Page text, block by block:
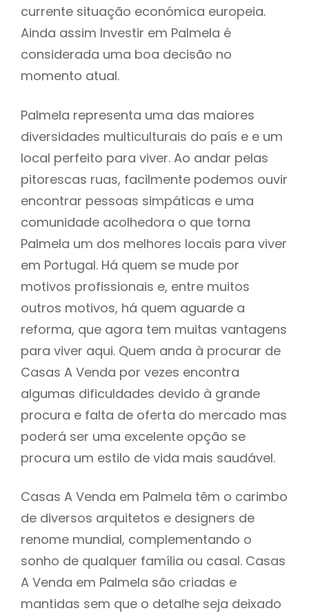
currente situação económica europeia.
Ainda assim Investir em Palmela é
considerada uma boa decisão no
momento atual.
Palmela representa uma das maiores
diversidades multiculturais do país e e um
local perfeito para viver. Ao andar pelas
pitorescas ruas, facilmente podemos ouvir
encontrar pessoas simpáticas e uma
comunidade acolhedora o que torna
Palmela um dos melhores locais para viver
em Portugal. Há quem se mude por
motivos profissionais e, entre muitos
outros motivos, há quem aguarde a
reforma, que agora tem muitas vantagens
para viver aqui. Quem anda à procurar de
Casas A Venda por vezes encontra
algumas dificuldades devido à grande
procura e falta de oferta do mercado mas
poderá ser uma excelente opção se
procura um estilo de vida mais saudável.
Casas A Venda em Palmela têm o carimbo
de diversos arquitetos e designers de
renome mundial, complementando o
sonho de qualquer família ou casal. Casas
A Venda em Palmela são criadas e
mantidas sem que o detalhe seja deixado